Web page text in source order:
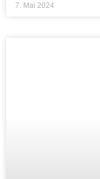
7. Mai 2024